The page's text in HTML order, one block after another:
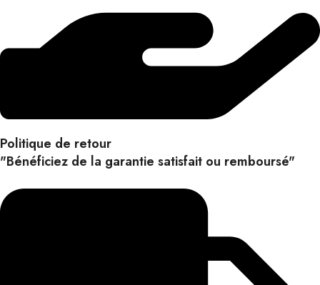
Politique de retour
"Bénéficiez de la garantie satisfait ou remboursé"